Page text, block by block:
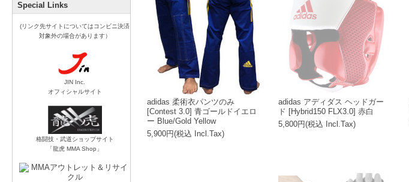
adidas 柔術衣パンツのみ
[Contest 3.0] 青ゴールドイエロ
ー Blue/Gold Yellow
5,900円(税込 Incl.Tax)
adidas アディダス ヘッドガー
ド [Hybrid150 FLX3.0] 赤白
5,800円(税込 Incl.Tax)
Special Links
(リンク先サイトについてはコンビニ決済
対象外の場合があります）
JIN Inc.
オフィシャルサイト
格闘技・武道ショップサイト
「龍虎 MMA Shop」